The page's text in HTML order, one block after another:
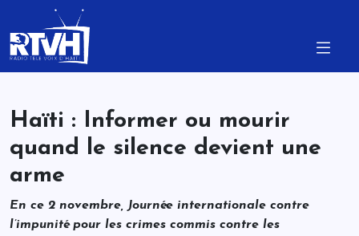
Haïti : Informer ou mourir
quand le silence devient une
arme
En ce 2 novembre, Journée internationale contre
l’impunité pour les crimes commis contre les